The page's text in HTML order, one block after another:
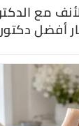
مع
أفضل